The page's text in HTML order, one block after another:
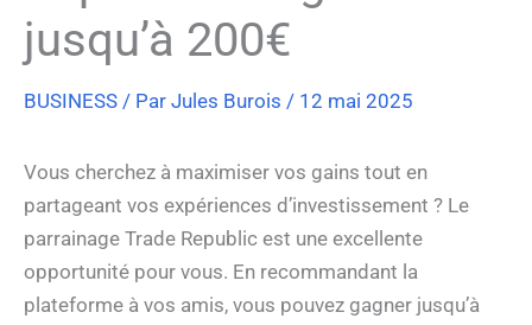
jusqu’à 200€
BUSINESS / Par Jules Burois / 12 mai 2025
Vous cherchez à maximiser vos gains tout en
partageant vos expériences d’investissement ? Le
parrainage Trade Republic est une excellente
opportunité pour vous. En recommandant la
plateforme à vos amis, vous pouvez gagner jusqu’à